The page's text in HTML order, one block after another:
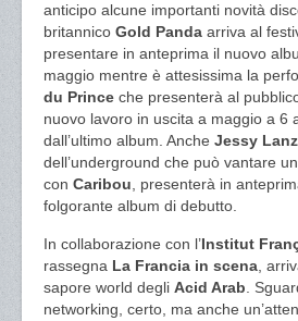
anticipo alcune importanti novità
britannico Gold Panda arriva al
presentare in anteprima il nuovo
maggio mentre è attesissima la
du Prince che presenterà al
nuovo lavoro in uscita a maggio a 6
dall’ultimo album. Anche Jessy
dell’underground che può vantare
con Caribou , presenterà in
folgorante album di debutto.
In collaborazione con l’Institut
rassegna La Francia in scena ,
sapore world degli Acid Arab .
networking, certo, ma anche